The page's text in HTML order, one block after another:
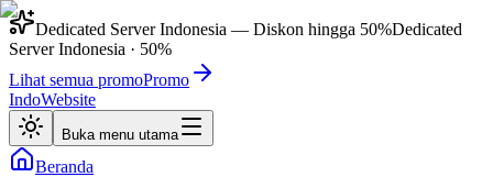
Dedicated Server Indonesia — Diskon hingga 50%Dedicated
Server Indonesia · 50%
Lihat semua promoPromo
IndoWebsite
Buka menu utama
Beranda